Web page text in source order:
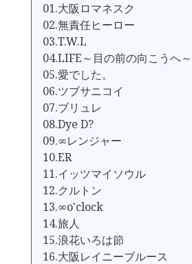
01.大阪ロマネスク
02.無責任ヒーロー
03.T.W.L
04.LIFE～目の前の向こうへ～
05.愛でした。
06.ツブサニコイ
07.ブリュレ
08.Dye D?
09.∞レンジャー
10.ER
11.イッツマイソウル
12.クルトン
13.∞o'clock
14.旅人
15.浪花いろは節
16.大阪レイニーブルース